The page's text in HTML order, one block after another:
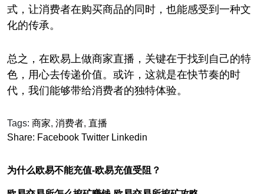
式，让消费者在购买商品的同时，也能感受到一种文
化的传承。
总之，在欧易上做商家直播，关键在于找到自己的特
色，用心去传递价值。或许，这就是在快节奏的时
代，我们能够带给消费者的独特体验。
Tags: 商家, 消费者, 直播
Share: Facebook Twitter Linkedin
为什么欧易不能充值-欧易充值受阻？